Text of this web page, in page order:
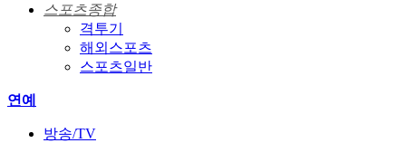
스포츠종합
격투기
해외스포츠
스포츠일반
연예
방송/TV